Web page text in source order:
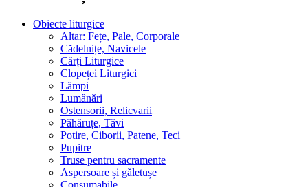
Obiecte liturgice
Altar: Fețe, Pale, Corporale
Cădelnițe, Navicele
Cărți Liturgice
Clopeței Liturgici
Lămpi
Lumânări
Ostensorii, Relicvarii
Păhăruțe, Tăvi
Potire, Ciborii, Patene, Teci
Pupitre
Truse pentru sacramente
Aspersoare și găletușe
Consumabile